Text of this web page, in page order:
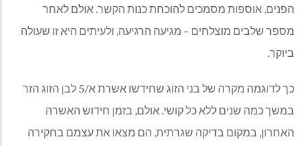
הפנים, אוספות מסמכים להוכחת כנות הקשר. אולם לאחר
מספר שלבים מוצלחים – מגיעה הרגיעה, ולעיתים היא זו שעולה
ביוקר.
כך לדוגמה מקרה של בני הזוג שחידשו אשרת א/5
לבן הזוג הזר
במשך כמה שנים ללא כל קושי. אולם, בזמן חידוש האשרה
האחרון, במקום בדיקה שגרתית, הם מצאו את עצמם בחקירה